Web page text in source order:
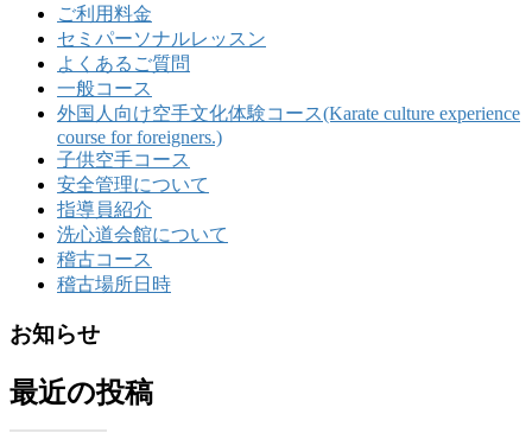
ご利用料金
セミパーソナルレッスン
よくあるご質問
一般コース
外国人向け空手文化体験コース(Karate culture experience
course for foreigners.)
子供空手コース
安全管理について
指導員紹介
洗心道会館について
稽古コース
稽古場所日時
お知らせ
最近の投稿